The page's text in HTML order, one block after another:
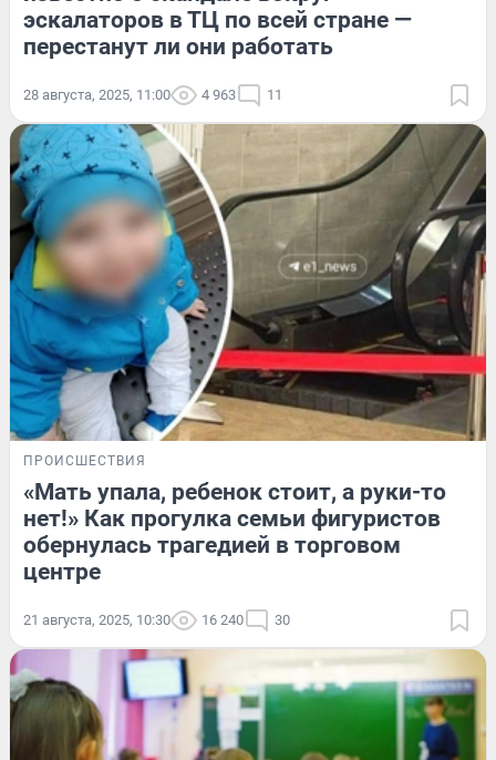
эскалаторов в ТЦ по всей стране —
перестанут ли они работать
28 августа, 2025, 11:00 4 963 11
ПРОИСШЕСТВИЯ
«Мать упала, ребенок стоит, а руки-то
нет!» Как прогулка семьи фигуристов
обернулась трагедией в торговом
центре
21 августа, 2025, 10:30 16 240 30